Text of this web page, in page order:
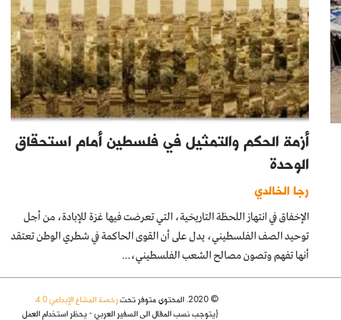
أزمة الحكم والتمثيل في فلسطين أمام استحقاق
الوحدة
رجا الخالدي
الإخفاق في انتهاز اللحظة التاريخية، التي تعرضت فيها غزة للإبادة، من أجل
توحيد الصف الفلسطيني، يدل على أن القوى الحاكمة في شطري الوطن تعتقد
أنها تفهم وتصون مصالح الشعب الفلسطيني،...
© 2020. المحتوى متوفر تحت
رخصة المشاع الإبداعي 4.0
(يتوجب نسب المقال الى السفير العربي - يحظر استخدام العمل